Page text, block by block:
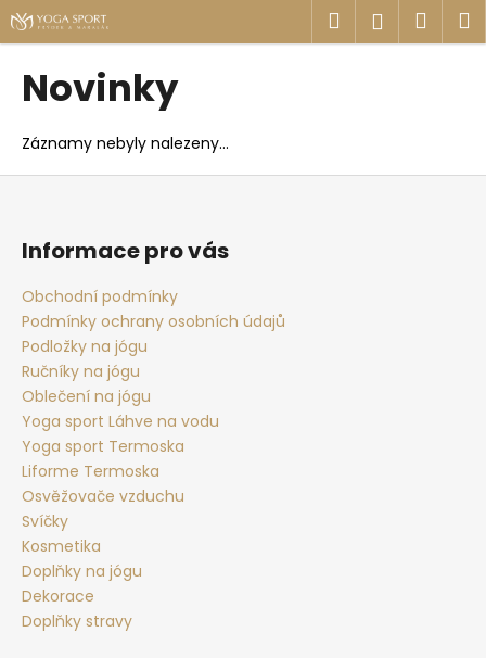
Přejít
na
obsah
Hledat
Novinky
Záznamy nebyly nalezeny...
K
o
o
p
ř
e
b
u
j
e
t
e
n
a
j
í
t
?
Z
Informace pro vás
Obchodní podmínky
Podmínky ochrany osobních údajů
Podložky na jógu
Ručníky na jógu
Oblečení na jógu
Yoga sport Láhve na vodu
Yoga sport Termoska
Liforme Termoska
Osvěžovače vzduchu
Svíčky
Kosmetika
Doplňky na jógu
Dekorace
Doplňky stravy